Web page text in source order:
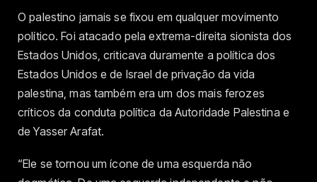
O palestino jamais se fixou em qualquer movimento
político. Foi atacado pela extrema-direita sionista dos
Estados Unidos, criticava duramente a política dos
Estados Unidos e de Israel de privação da vida
palestina, mas também era um dos mais ferozes
críticos da conduta política da Autoridade Palestina e
de Yasser Arafat.
“Ele se tornou um ícone de uma esquerda não